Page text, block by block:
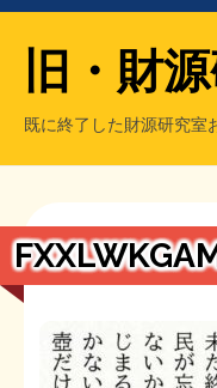
もっと知りたい方へ
旧・財
既に終了した財源研究室
旧・財源研究室について